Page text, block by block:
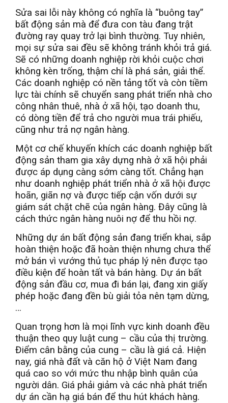
Sửa sai lỗi này không có nghĩa là “buông tay”
bất động sản mà để đưa con tàu đang trật
đường ray quay trở lại bình thường. Tuy nhiên,
mọi sự sửa sai đều sẽ không tránh khỏi trả giá.
Sẽ có những doanh nghiệp rời khỏi cuộc chơi
không kèn trống, thậm chí là phá sản, giải thể.
Các doanh nghiệp có nền tảng tốt và còn tiềm
lực tài chính sẽ chuyển sang phát triển nhà cho
công nhân thuê, nhà ở xã hội, tạo doanh thu,
có dòng tiền để trả cho người mua trái phiếu,
cũng như trả nợ ngân hàng.
Một cơ chế khuyến khích các doanh nghiệp bất
động sản tham gia xây dựng nhà ở xã hội phải
được áp dụng càng sớm càng tốt. Chẳng hạn
như doanh nghiệp phát triển nhà ở xã hội được
hoãn, giãn nợ và được tiếp cận vốn dưới sự
giám sát chặt chẽ của ngân hàng. Đây cũng là
cách thức ngân hàng nuôi nợ để thu hồi nợ.
Những dự án bất động sản đang triển khai, sắp
hoàn thiện hoặc đã hoàn thiện nhưng chưa thể
mở bán vì vướng thủ tục pháp lý nên được tạo
điều kiện để hoàn tất và bán hàng. Dự án bất
động sản đầu cơ, mua đi bán lại, đang xin giấy
phép hoặc đang đền bù giải tỏa nên tạm dừng,
…
Quan trọng hơn là mọi lĩnh vực kinh doanh đều
thuận theo quy luật cung – cầu của thị trường.
Điểm cân bằng của cung – cầu là giá cả. Hiện
nay, giá nhà đất và căn hộ ở Việt Nam đang
quá cao so với mức thu nhập bình quân của
người dân. Giá phải giảm và các nhà phát triển
dự án cần hạ giá bán để thu hút khách hàng.